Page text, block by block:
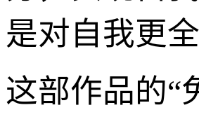
是对自我更
这部作品的“